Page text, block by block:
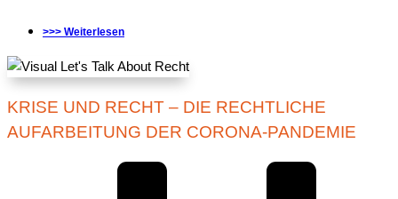
>>> Weiterlesen
KRISE UND RECHT – DIE RECHTLICHE
AUFARBEITUNG DER CORONA-PANDEMIE